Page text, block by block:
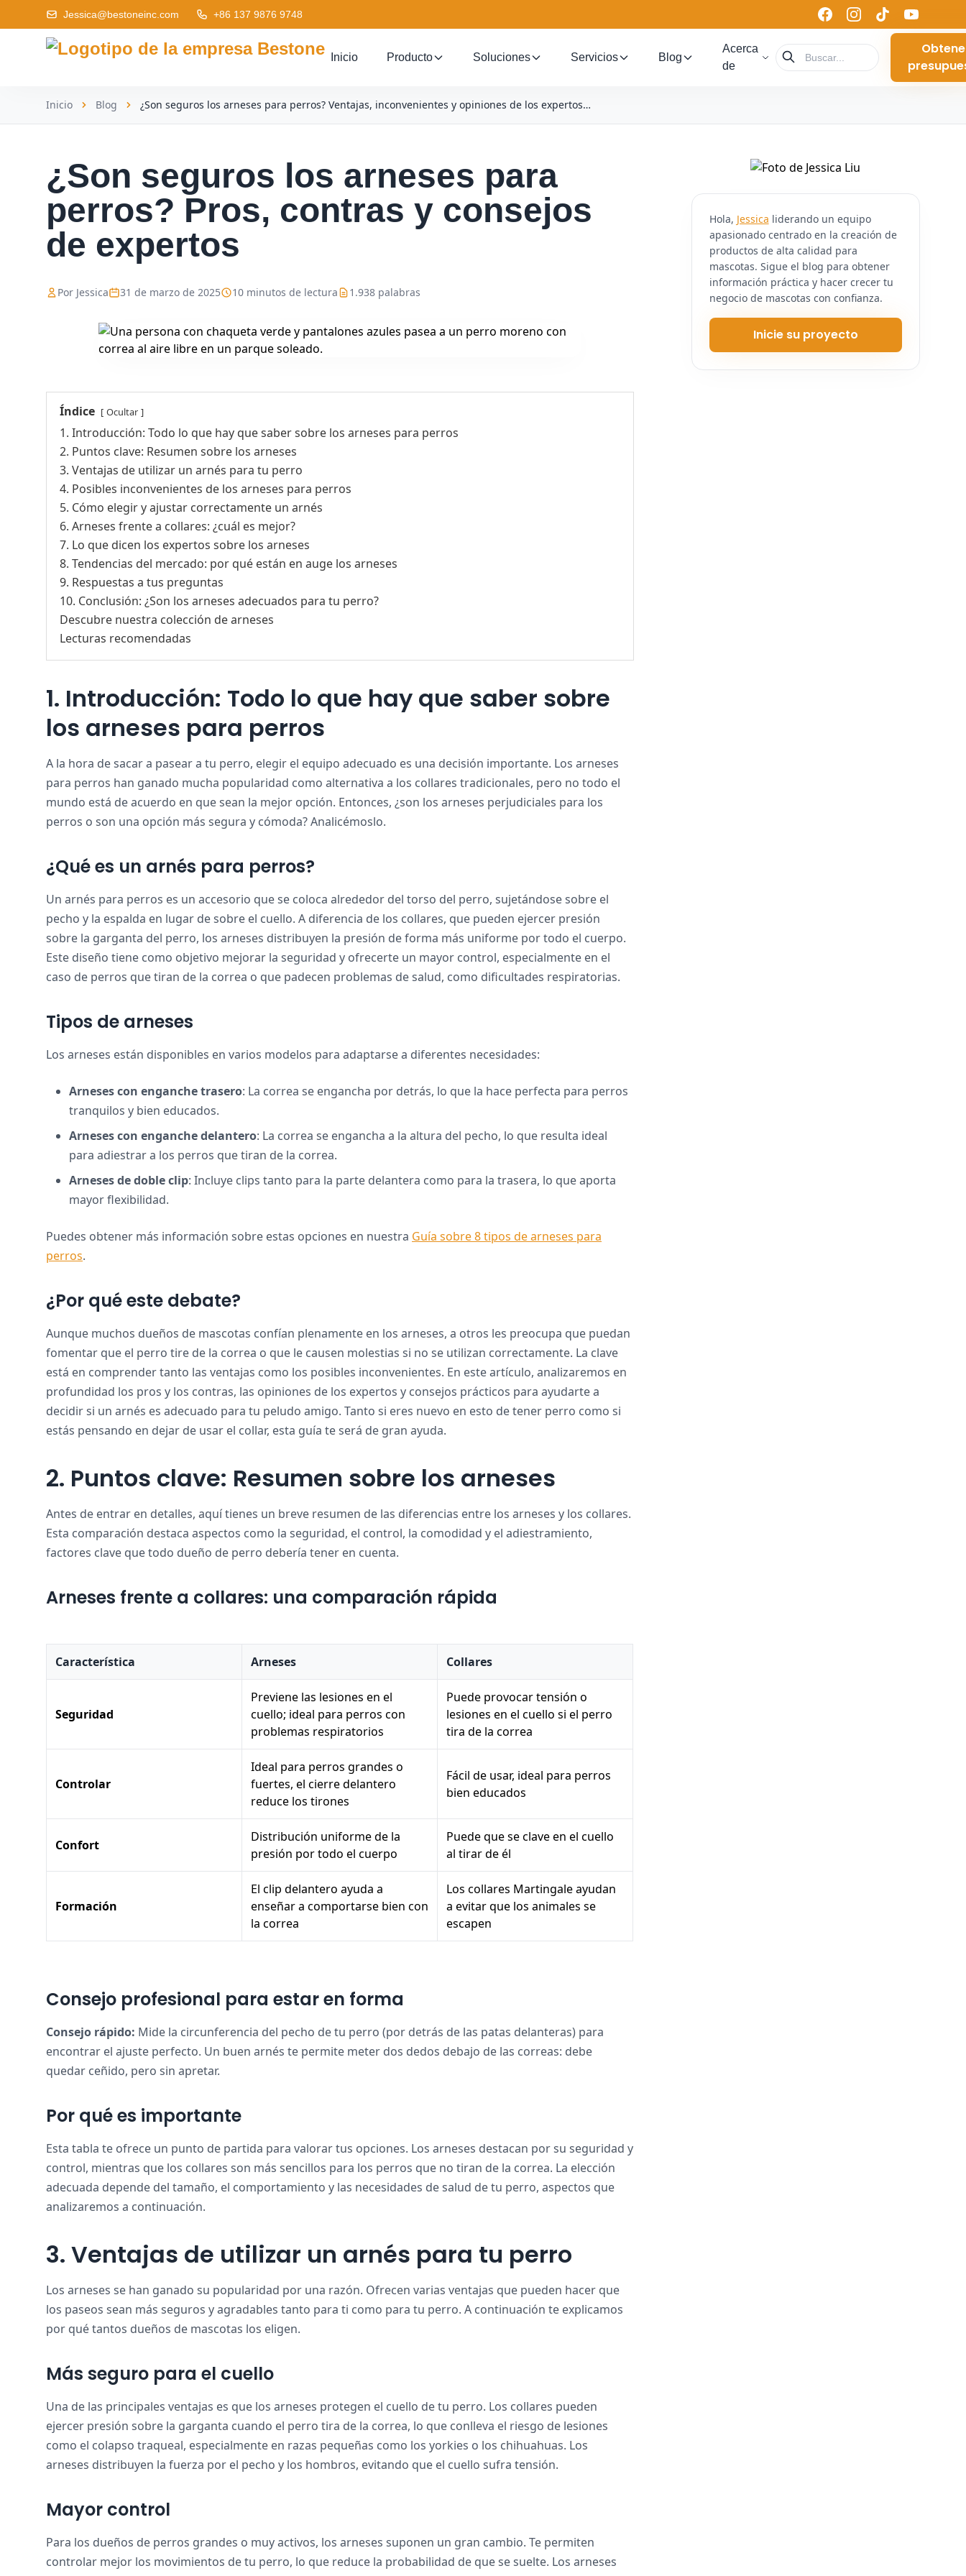
Jessica@bestoneinc.com +86 137 9876 9748
Inicio Producto Soluciones Servicios Blog
Acerca
de
Inicio Blog ¿Son seguros los arneses para perros? Ventajas, inconvenientes y opiniones de los expertos…
¿Son seguros los arneses para
perros? Pros, contras y consejos
de expertos
Por Jessica 31 de marzo de 2025 10 minutos de lectura 1.938 palabras
Índice Ocultar
1. Introducción: Todo lo que hay que saber sobre los arneses para perros
2. Puntos clave: Resumen sobre los arneses
3. Ventajas de utilizar un arnés para tu perro
4. Posibles inconvenientes de los arneses para perros
5. Cómo elegir y ajustar correctamente un arnés
6. Arneses frente a collares: ¿cuál es mejor?
7. Lo que dicen los expertos sobre los arneses
8. Tendencias del mercado: por qué están en auge los arneses
9. Respuestas a tus preguntas
10. Conclusión: ¿Son los arneses adecuados para tu perro?
Descubre nuestra colección de arneses
Lecturas recomendadas
1. Introducción: Todo lo que hay que saber sobre
los arneses para perros
A la hora de sacar a pasear a tu perro, elegir el equipo adecuado es una decisión importante. Los arneses
para perros han ganado mucha popularidad como alternativa a los collares tradicionales, pero no todo el
mundo está de acuerdo en que sean la mejor opción. Entonces, ¿son los arneses perjudiciales para los
perros o son una opción más segura y cómoda? Analicémoslo.
¿Qué es un arnés para perros?
Un arnés para perros es un accesorio que se coloca alrededor del torso del perro, sujetándose sobre el
pecho y la espalda en lugar de sobre el cuello. A diferencia de los collares, que pueden ejercer presión
sobre la garganta del perro, los arneses distribuyen la presión de forma más uniforme por todo el cuerpo.
Este diseño tiene como objetivo mejorar la seguridad y ofrecerte un mayor control, especialmente en el
caso de perros que tiran de la correa o que padecen problemas de salud, como dificultades respiratorias.
Tipos de arneses
Los arneses están disponibles en varios modelos para adaptarse a diferentes necesidades:
Arneses con enganche trasero: La correa se engancha por detrás, lo que la hace perfecta para perros
tranquilos y bien educados.
Arneses con enganche delantero: La correa se engancha a la altura del pecho, lo que resulta ideal
para adiestrar a los perros que tiran de la correa.
Arneses de doble clip: Incluye clips tanto para la parte delantera como para la trasera, lo que aporta
mayor flexibilidad.
Puedes obtener más información sobre estas opciones en nuestra Guía sobre 8 tipos de arneses para
perros.
¿Por qué este debate?
Aunque muchos dueños de mascotas confían plenamente en los arneses, a otros les preocupa que puedan
fomentar que el perro tire de la correa o que le causen molestias si no se utilizan correctamente. La clave
está en comprender tanto las ventajas como los posibles inconvenientes. En este artículo, analizaremos en
profundidad los pros y los contras, las opiniones de los expertos y consejos prácticos para ayudarte a
decidir si un arnés es adecuado para tu peludo amigo. Tanto si eres nuevo en esto de tener perro como si
estás pensando en dejar de usar el collar, esta guía te será de gran ayuda.
2. Puntos clave: Resumen sobre los arneses
Antes de entrar en detalles, aquí tienes un breve resumen de las diferencias entre los arneses y los collares.
Esta comparación destaca aspectos como la seguridad, el control, la comodidad y el adiestramiento,
factores clave que todo dueño de perro debería tener en cuenta.
Arneses frente a collares: una comparación rápida
Característica Arneses Collares
Seguridad
Previene las lesiones en el
cuello; ideal para perros con
problemas respiratorios
Puede provocar tensión o
lesiones en el cuello si el perro
tira de la correa
Controlar
Ideal para perros grandes o
fuertes, el cierre delantero
reduce los tirones
Fácil de usar, ideal para perros
bien educados
Confort
Distribución uniforme de la
presión por todo el cuerpo
Puede que se clave en el cuello
al tirar de él
Formación
El clip delantero ayuda a
enseñar a comportarse bien con
la correa
Los collares Martingale ayudan
a evitar que los animales se
escapen
Consejo profesional para estar en forma
Consejo rápido: Mide la circunferencia del pecho de tu perro (por detrás de las patas delanteras) para
encontrar el ajuste perfecto. Un buen arnés te permite meter dos dedos debajo de las correas: debe
quedar ceñido, pero sin apretar.
Por qué es importante
Esta tabla te ofrece un punto de partida para valorar tus opciones. Los arneses destacan por su seguridad y
control, mientras que los collares son más sencillos para los perros que no tiran de la correa. La elección
adecuada depende del tamaño, el comportamiento y las necesidades de salud de tu perro, aspectos que
analizaremos a continuación.
3. Ventajas de utilizar un arnés para tu perro
Los arneses se han ganado su popularidad por una razón. Ofrecen varias ventajas que pueden hacer que
los paseos sean más seguros y agradables tanto para ti como para tu perro. A continuación te explicamos
por qué tantos dueños de mascotas los eligen.
Más seguro para el cuello
Una de las principales ventajas es que los arneses protegen el cuello de tu perro. Los collares pueden
ejercer presión sobre la garganta cuando el perro tira de la correa, lo que conlleva el riesgo de lesiones
como el colapso traqueal, especialmente en razas pequeñas como los yorkies o los chihuahuas. Los
arneses distribuyen la fuerza por el pecho y los hombros, evitando que el cuello sufra tensión.
Mayor control
Para los dueños de perros grandes o muy activos, los arneses suponen un gran cambio. Te permiten
controlar mejor los movimientos de tu perro, lo que reduce la probabilidad de que se suelte. Los arneses
Hola, Jessica liderando un equipo
apasionado centrado en la creación de
productos de alta calidad para
mascotas. Sigue el blog para obtener
información práctica y hacer crecer tu
negocio de mascotas con confianza.
Inicie su proyecto